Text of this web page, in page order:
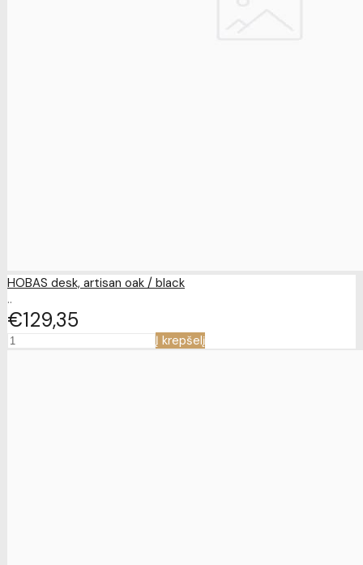
HOBAS desk, artisan oak / black
..
€12935
Į krepšelį